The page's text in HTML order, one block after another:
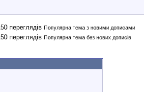
Популярна тема з новими дописами
Популярна тема без нових дописів